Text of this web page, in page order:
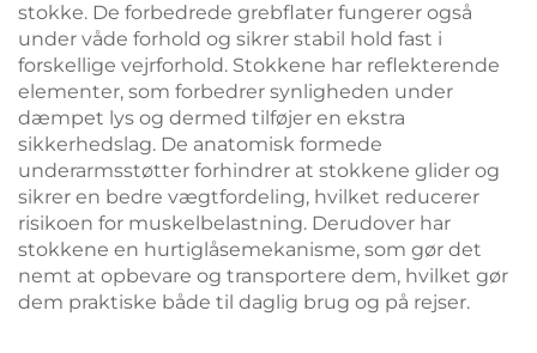
stokke. De forbedrede grebflater fungerer også
under våde forhold og sikrer stabil hold fast i
forskellige vejrforhold. Stokkene har reflekterende
elementer, som forbedrer synligheden under
dæmpet lys og dermed tilføjer en ekstra
sikkerhedslag. De anatomisk formede
underarmsstøtter forhindrer at stokkene glider og
sikrer en bedre vægtfordeling, hvilket reducerer
risikoen for muskelbelastning. Derudover har
stokkene en hurtiglåsemekanisme, som gør det
nemt at opbevare og transportere dem, hvilket gør
dem praktiske både til daglig brug og på rejser.